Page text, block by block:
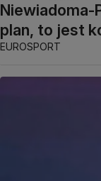
Niewiadoma-
plan, to jest
EUROSPORT